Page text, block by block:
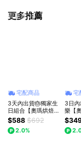
更多推薦
看更多
宅配商品
3天內出貨🎂獨家生
日組合【奧瑪烘焙】
冰心餅乾泡芙4口味
＋千層蛋塔 LINE禮
物獨家 情人節快樂
$588 $692
2.0%
宅
3日
樂【
吃最
餡幸福 冰心餅乾泡
芙 頂